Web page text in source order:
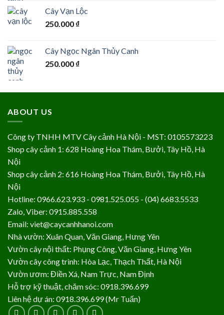
Cây Vạn Lộc
250.000 ₫
Cây Ngọc Ngân Thủy Canh
250.000 ₫
ABOUT US
Công ty TNHH MTV Cây cảnh Hà Nội - MST: 0105573223
Shop cây cảnh 1: 628 Hoàng Hoa Thám, Bưởi, Tây Hồ, Hà
Nội
Shop cây cảnh 2: 616 Hoàng Hoa Thám, Bưởi, Tây Hồ, Hà
Nội
Hotline: 0966.623.933 - 0981.525.055 - (04) 6683.5533
Zalo, Viber: 0915.885.558
Email: viet@caycanhhanoi.com
Nhà vườn: Xuân Quan, Văn Giang, Hưng Yên
Vườn cây nội thất: Phụng Công, Văn Giang, Hưng Yên
Vườn cây công trình: Hòa Lạc, Thạch Thất, Hà Nội
Vườn ươm: Điền Xá, Nam Trực, Nam Định
Hỗ trợ kỹ thuật, chăm sóc: 0918.396.699
Liên hệ dự án: 0918.396.699 (Mr Tuấn)